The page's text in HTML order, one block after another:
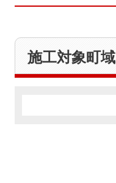
施工対象町域